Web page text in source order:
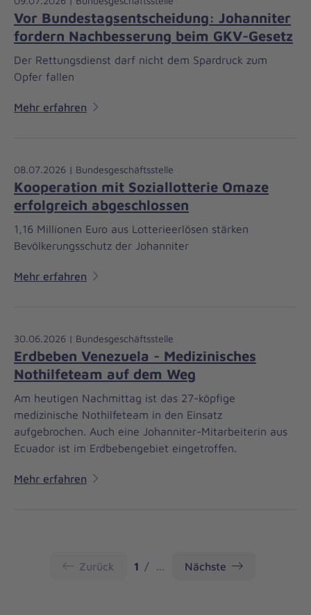
Vor Bundestagsentscheidung: Johanniter
fordern Nachbesserung beim GKV-Gesetz
Der Rettungsdienst darf nicht dem Spardruck zum
Opfer fallen
Mehr erfahren
08.07.2026 | Bundesgeschäftsstelle
Kooperation mit Soziallotterie Omaze
erfolgreich abgeschlossen
1,16 Millionen Euro aus Lotterieerlösen stärken
Bevölkerungsschutz der Johanniter
Mehr erfahren
30.06.2026 | Bundesgeschäftsstelle
Erdbeben Venezuela - Medizinisches
Nothilfeteam auf dem Weg
Am heutigen Nachmittag ist das 27-köpfige
medizinische Nothilfeteam in den Einsatz
aufgebrochen. Auch eine Johanniter-Mitarbeiterin aus
Ecuador ist im Erdbebengebiet eingetroffen.
Mehr erfahren
Zurück Seite
1 … Nächste